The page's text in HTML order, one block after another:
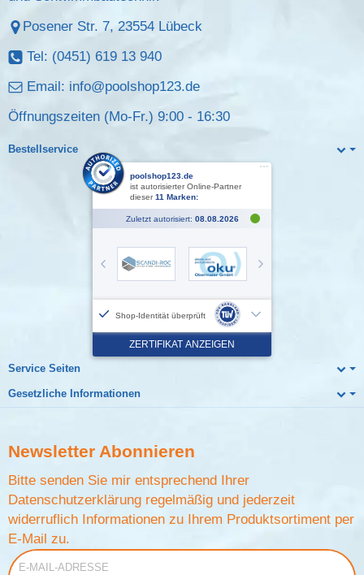
Posener Str. 7, 23554 Lübeck
Tel: (0451) 619 13 940
Email: info@poolshop123.de
Öffnungszeiten (Mo-Fr.) 9:00 - 16:30
Bestellservice
Service Seiten
Gesetzliche Informationen
Newsletter Abonnieren
Bitte senden Sie mir entsprechend Ihrer
Datenschutzerklärung regelmäßig und jederzeit
widerruflich Informationen zu Ihrem Produktsortiment per
E-Mail zu.
E-Mail-Adresse